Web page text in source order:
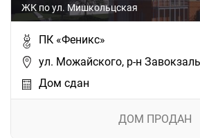
ЖК по ул. Мишкольцская
ПК «Феникс»
ул. Можайского, р-н
Дом сдан
ДОМ ПРОДАН